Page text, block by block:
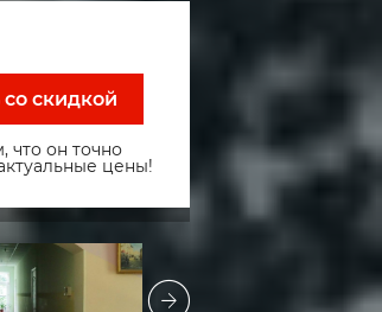
со скидкой
что он точно
цены!